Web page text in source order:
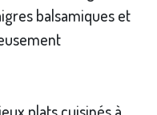
balsamiques et